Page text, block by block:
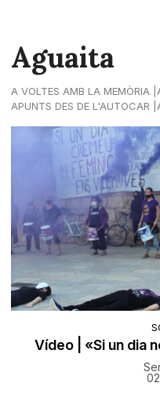
Aguaita
A VOLTES AMB LA MEMÒRIA
APUNTS DES DE L'AUTOCAR
Vídeo | «Si un dia